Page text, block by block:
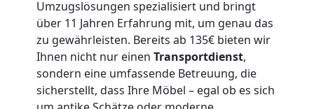
Umzugslösungen spezialisiert und bringt
über 11 Jahren Erfahrung mit, um genau das
zu gewährleisten. Bereits ab 135€ bieten wir
Ihnen nicht nur einen Transportdienst,
sondern eine umfassende Betreuung, die
sicherstellt, dass Ihre Möbel – egal ob es sich
LKW